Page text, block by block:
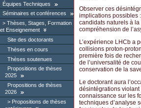
Équipes Techniques
Séminaires et conférences
Thèses, Stages, Formation
et Enseignement
Site des doctorants
Thèses en cours
Thèses soutenues
Propositions de thèses
2025
Propositions de thèses
2026
Propositions de thèses
Observer ces
implications possibles
candidats naturels à
compréhension de
L’expérience LHCb a
collisions proton-
première fois de
de l’universalité de
conservation de la
Le doctorant aura
désintégrations
connaissance sur les
techniques d’analyse